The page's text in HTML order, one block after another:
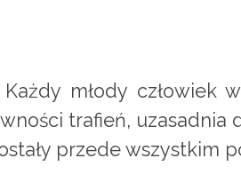
młody
trafień,
przede wszystkim